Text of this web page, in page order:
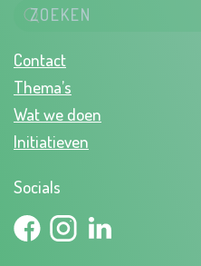
Contact
Thema’s
Wat we doen
Initiatieven
Socials